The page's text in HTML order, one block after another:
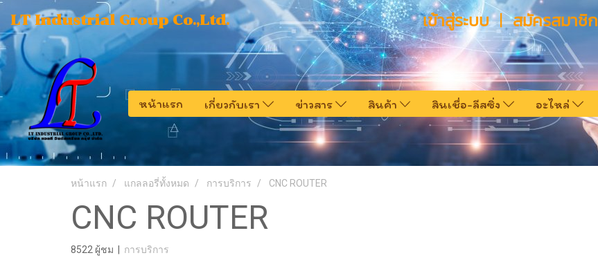
LT Industrial Group Co.,Ltd. เข้าสู่ระบบ สมัครสมาชิก
หน้าแรก เกี่ยวกับเรา ข่าวสาร สินค้า สินเชื่อ-ลีสซิ่ง อะไหล่
หน้าแรก แกลลอรี่ทั้งหมด การบริการ CNC ROUTER
CNC ROUTER
8522 ผู้ชม การบริการ